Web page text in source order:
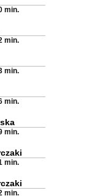
min.
min.
min.
min.
min.
min.
min.